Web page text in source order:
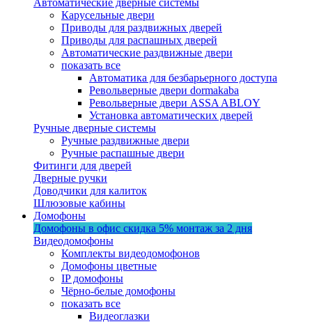
Карусельные двери
Приводы для раздвижных дверей
Приводы для распашных дверей
Автоматические раздвижные двери
показать все
Автоматика для безбарьерного доступа
Револьверные двери dormakaba
Револьверные двери ASSA ABLOY
Установка автоматических дверей
Ручные дверные системы
Ручные раздвижные двери
Ручные распашные двери
Фитинги для дверей
Дверные ручки
Доводчики для калиток
Шлюзовые кабины
Домофоны
Домофоны в офис скидка 5% монтаж за 2 дня
Видеодомофоны
Комплекты видеодомофонов
Домофоны цветные
IP домофоны
Чёрно-белые домофоны
показать все
Видеоглазки